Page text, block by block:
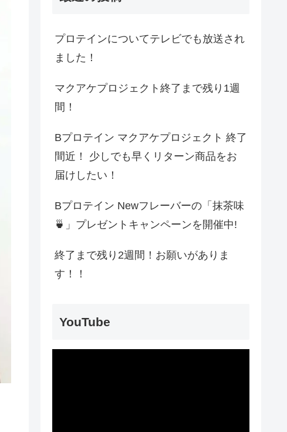
プロテインについてテレビでも放送され
ました！
マクアケプロジェクト終了まで残り1週
間！
Bプロテイン マクアケプロジェクト 終了
間近！ 少しでも早くリターン商品をお
届けしたい！
Bプロテイン Newフレーバーの「抹茶味
🍵」プレゼントキャンペーンを開催中!
終了まで残り2週間！お願いがありま
す！！
YouTube